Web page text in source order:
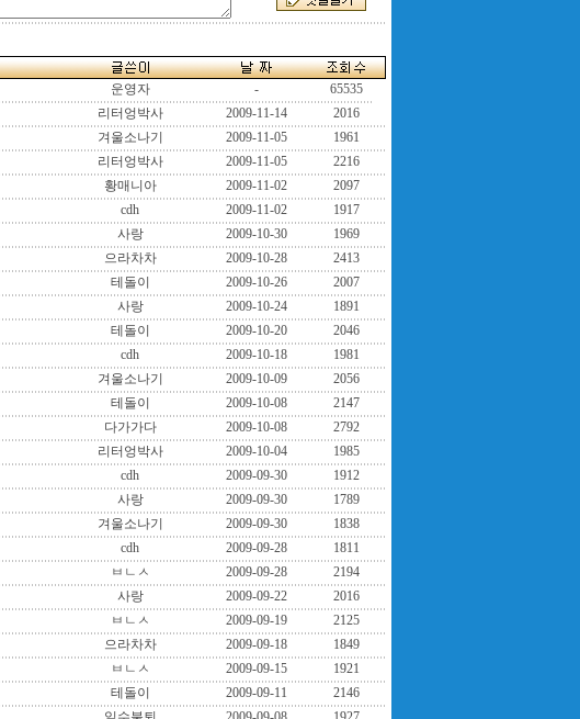
운영자 -
65535
리터엉박사 2009-11-14
2016
겨울소나기 2009-11-05
1961
리터엉박사 2009-11-05
2216
황매니아 2009-11-02
2097
cdh 2009-11-02
1917
사랑 2009-10-30
1969
으라차차 2009-10-28
2413
테돌이 2009-10-26
2007
사랑 2009-10-24
1891
테돌이 2009-10-20
2046
cdh 2009-10-18
1981
겨울소나기 2009-10-09
2056
테돌이 2009-10-08
2147
다가가다 2009-10-08
2792
리터엉박사 2009-10-04
1985
cdh 2009-09-30
1912
사랑 2009-09-30
1789
겨울소나기 2009-09-30
1838
cdh 2009-09-28
1811
ㅂㄴㅅ 2009-09-28
2194
사랑 2009-09-22
2016
ㅂㄴㅅ 2009-09-19
2125
으라차차 2009-09-18
1849
ㅂㄴㅅ 2009-09-15
1921
테돌이 2009-09-11
2146